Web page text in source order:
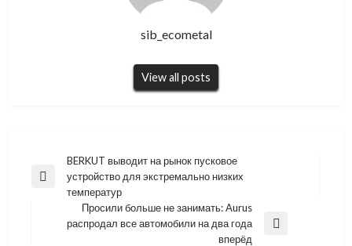
sib_ecometal
View all posts
Навигация
по
записям
Previous
BERKUT выводит на рынок пусковое
устройство для экстремально низких
температур
Next
Просили больше не занимать: Aurus
распродал все автомобили на два года
вперёд